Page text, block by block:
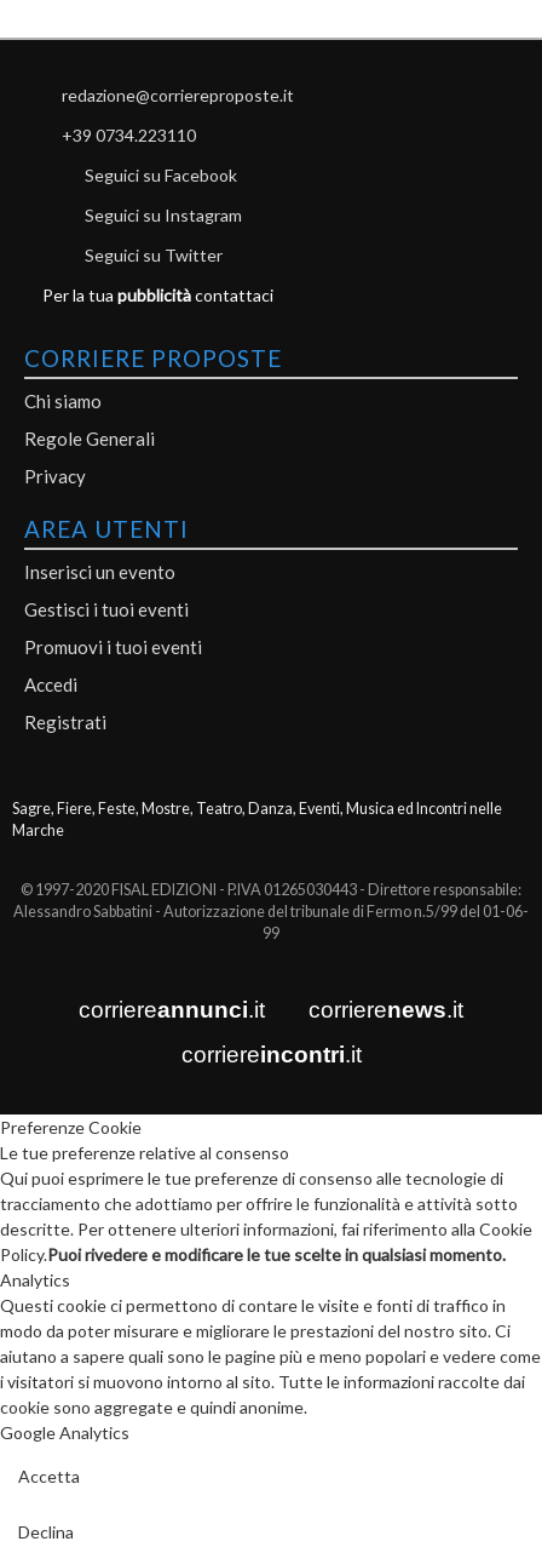
redazione@corriereproposte.it
+39 0734.223110
Seguici su Facebook
Seguici su Instagram
Seguici su Twitter
Per la tua pubblicitàcontattaci
CORRIERE PROPOSTE
Chi siamo
Regole Generali
Privacy
AREA UTENTI
Inserisci un evento
Gestisci i tuoi eventi
Promuovi i tuoi eventi
Accedi
Registrati
Sagre, Fiere, Feste, Mostre, Teatro, Danza, Eventi, Musica ed Incontri nelle
Marche
© 1997-2020 FISAL EDIZIONI - P.IVA 01265030443 - Direttore responsabile:
Alessandro Sabbatini - Autorizzazione del tribunale di Fermo n.5/99 del 01-06-
99
corriereannunci.it corrierenews.it
corriereincontri.it
Preferenze Cookie
Le tue preferenze relative al consenso
Qui puoi esprimere le tue preferenze di consenso alle tecnologie di
tracciamento che adottiamo per offrire le funzionalità e attività sotto
descritte. Per ottenere ulteriori informazioni, fai riferimento alla Cookie
Policy.Puoi rivedere e modificare le tue scelte in qualsiasi momento.
Analytics
Questi cookie ci permettono di contare le visite e fonti di traffico in
modo da poter misurare e migliorare le prestazioni del nostro sito. Ci
aiutano a sapere quali sono le pagine più e meno popolari e vedere come
i visitatori si muovono intorno al sito. Tutte le informazioni raccolte dai
cookie sono aggregate e quindi anonime.
Google Analytics
Accetta
Declina